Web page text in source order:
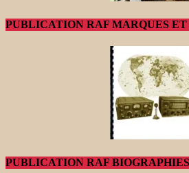
PUBLICATION RAF MARQUES
PUBLICATION RAF